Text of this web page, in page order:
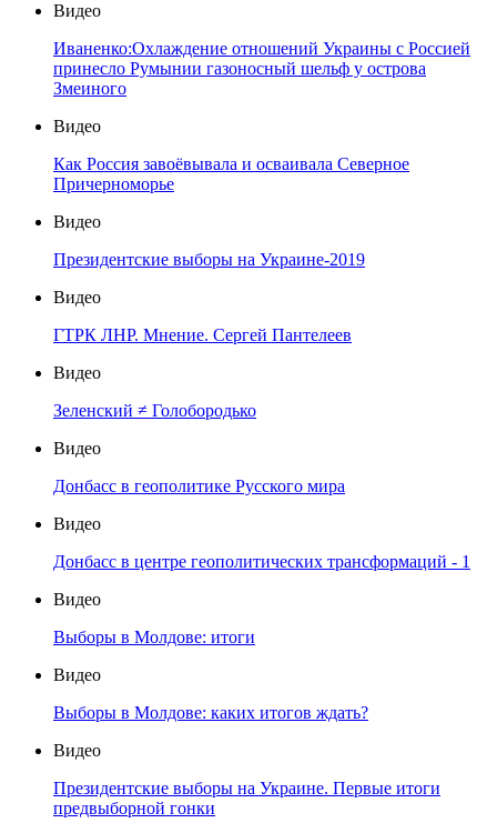
Видео
Иваненко:Охлаждение отношений Украины с Россией
принесло Румынии газоносный шельф у острова
Змеиного
Видео
Как Россия завоёвывала и осваивала Северное
Причерноморье
Видео
Президентские выборы на Украине-2019
Видео
ГТРК ЛНР. Мнение. Сергей Пантелеев
Видео
Зеленский ≠ Голобородько
Видео
Донбасс в геополитике Русского мира
Видео
Донбасс в центре геополитических трансформаций - 1
Видео
Выборы в Молдове: итоги
Видео
Выборы в Молдове: каких итогов ждать?
Видео
Президентские выборы на Украине. Первые итоги
предвыборной гонки